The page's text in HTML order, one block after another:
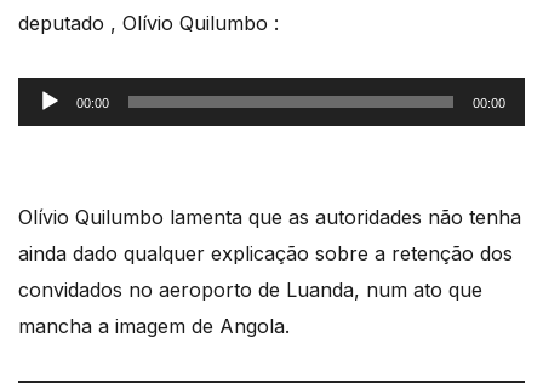
deputado , Olívio Quilumbo :
Reprodutor
de
00:00 00:00
Olívio Quilumbo lamenta que as autoridades não tenha
ainda dado qualquer explicação sobre a retenção dos
convidados no aeroporto de Luanda, num ato que
mancha a imagem de Angola.